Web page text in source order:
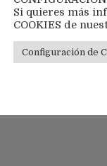
Si quieres más
COOKIES de
Configuración de